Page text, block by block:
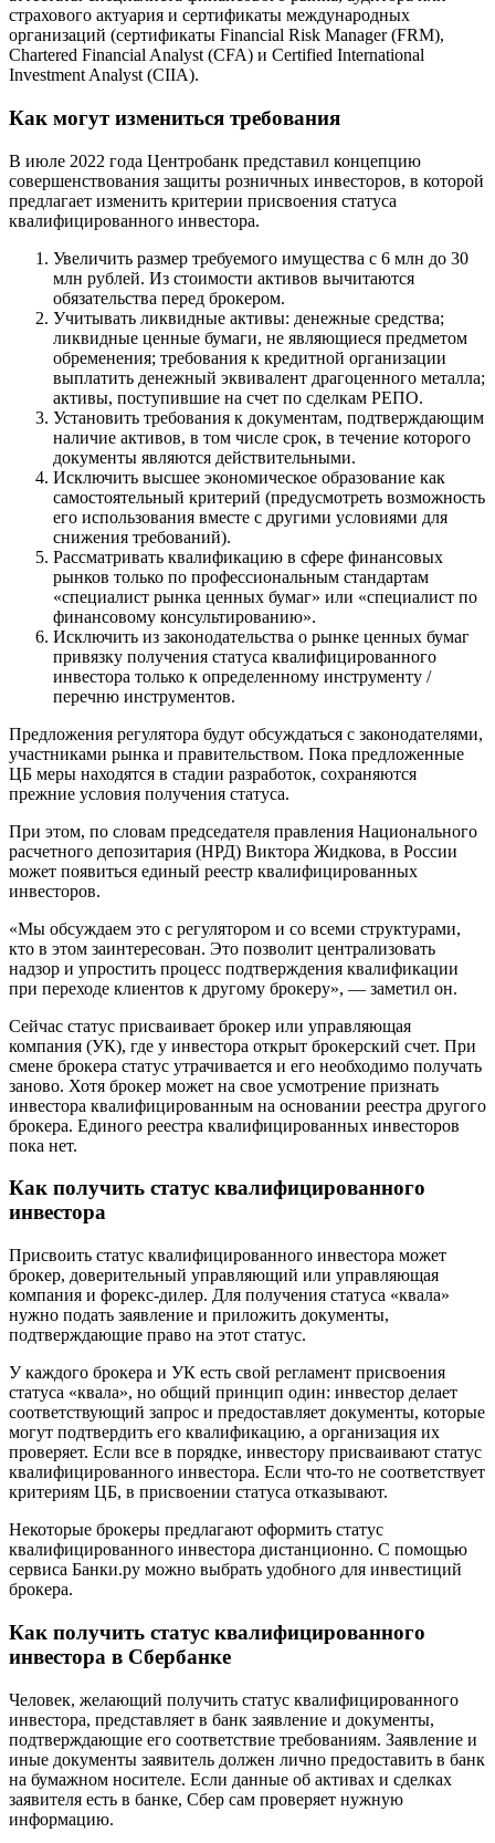
страхового актуария и сертификаты международных
организаций (сертификаты Financial Risk Manager (FRM),
Chartered Financial Analyst (CFA) и Certified International
Investment Analyst (CIIA).
Как могут измениться требования
В июле 2022 года Центробанк представил концепцию
совершенствования защиты розничных инвесторов, в которой
предлагает изменить критерии присвоения статуса
квалифицированного инвестора.
Увеличить размер требуемого имущества с 6 млн до 30
млн рублей. Из стоимости активов вычитаются
обязательства перед брокером.
Учитывать ликвидные активы: денежные средства;
ликвидные ценные бумаги, не являющиеся предметом
обременения; требования к кредитной организации
выплатить денежный эквивалент драгоценного металла;
активы, поступившие на счет по сделкам РЕПО.
Установить требования к документам, подтверждающим
наличие активов, в том числе срок, в течение которого
документы являются действительными.
Исключить высшее экономическое образование как
самостоятельный критерий (предусмотреть возможность
его использования вместе с другими условиями для
снижения требований).
Рассматривать квалификацию в сфере финансовых
рынков только по профессиональным стандартам
«специалист рынка ценных бумаг» или «специалист по
финансовому консультированию».
Исключить из законодательства о рынке ценных бумаг
привязку получения статуса квалифицированного
инвестора только к определенному инструменту /
перечню инструментов.
Предложения регулятора будут обсуждаться с законодателями,
участниками рынка и правительством. Пока предложенные
ЦБ меры находятся в стадии разработок, сохраняются
прежние условия получения статуса.
При этом, по словам председателя правления Национального
расчетного депозитария (НРД) Виктора Жидкова, в России
может появиться единый реестр квалифицированных
инвесторов.
«Мы обсуждаем это с регулятором и со всеми структурами,
кто в этом заинтересован. Это позволит централизовать
надзор и упростить процесс подтверждения квалификации
при переходе клиентов к другому брокеру», — заметил он.
Сейчас статус присваивает брокер или управляющая
компания (УК), где у инвестора открыт брокерский счет. При
смене брокера статус утрачивается и его необходимо получать
заново. Хотя брокер может на свое усмотрение признать
инвестора квалифицированным на основании реестра другого
брокера. Единого реестра квалифицированных инвесторов
пока нет.
Как получить статус квалифицированного
инвестора
Присвоить статус квалифицированного инвестора может
брокер, доверительный управляющий или управляющая
компания и форекс-дилер. Для получения статуса «квала»
нужно подать заявление и приложить документы,
подтверждающие право на этот статус.
У каждого брокера и УК есть свой регламент присвоения
статуса «квала», но общий принцип один: инвестор делает
соответствующий запрос и предоставляет документы, которые
могут подтвердить его квалификацию, а организация их
проверяет. Если все в порядке, инвестору присваивают статус
квалифицированного инвестора. Если что-то не соответствует
критериям ЦБ, в присвоении статуса отказывают.
Некоторые брокеры предлагают оформить статус
квалифицированного инвестора дистанционно. С помощью
сервиса Банки.ру можно выбрать удобного для инвестиций
брокера.
Как получить статус квалифицированного
инвестора в Сбербанке
Человек, желающий получить статус квалифицированного
инвестора, представляет в банк заявление и документы,
подтверждающие его соответствие требованиям. Заявление и
иные документы заявитель должен лично предоставить в банк
на бумажном носителе. Если данные об активах и сделках
заявителя есть в банке, Сбер сам проверяет нужную
информацию.